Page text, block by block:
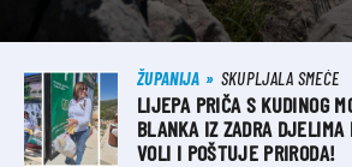
ŽUPANIJA SKUPLJALA SMEĆE
LIJEPA PRIČA S KUDINOG
BLANKA IZ ZADRA DJELIMA
VOLI I POŠTUJE PRIRODA!